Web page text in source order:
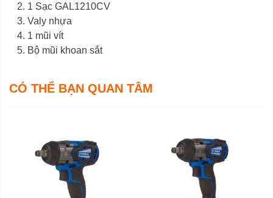
1 Sạc GAL1210CV
Valy nhựa
1 mũi vít
Bộ mũi khoan sắt
CÓ THỂ BẠN QUAN TÂM